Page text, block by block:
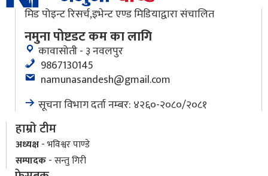
मिड पोइन्ट रिसर्च,इभेन्ट एण्ड मिडियाद्वारा संचालित
नमुना पोष्टडट कम का लागि
कावासोती - ३ नवलपुर
9867130145
namunasandesh@gmail.com
सूचना विभाग दर्ता नम्बर: ४२६०-२०८०/२०८१
हाम्रो टीम
अध्यक्ष- भविश्वर पाण्डे
सम्पादक- सन्तु गिरी